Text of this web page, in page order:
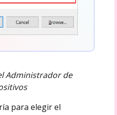
Administrador de
para elegir el